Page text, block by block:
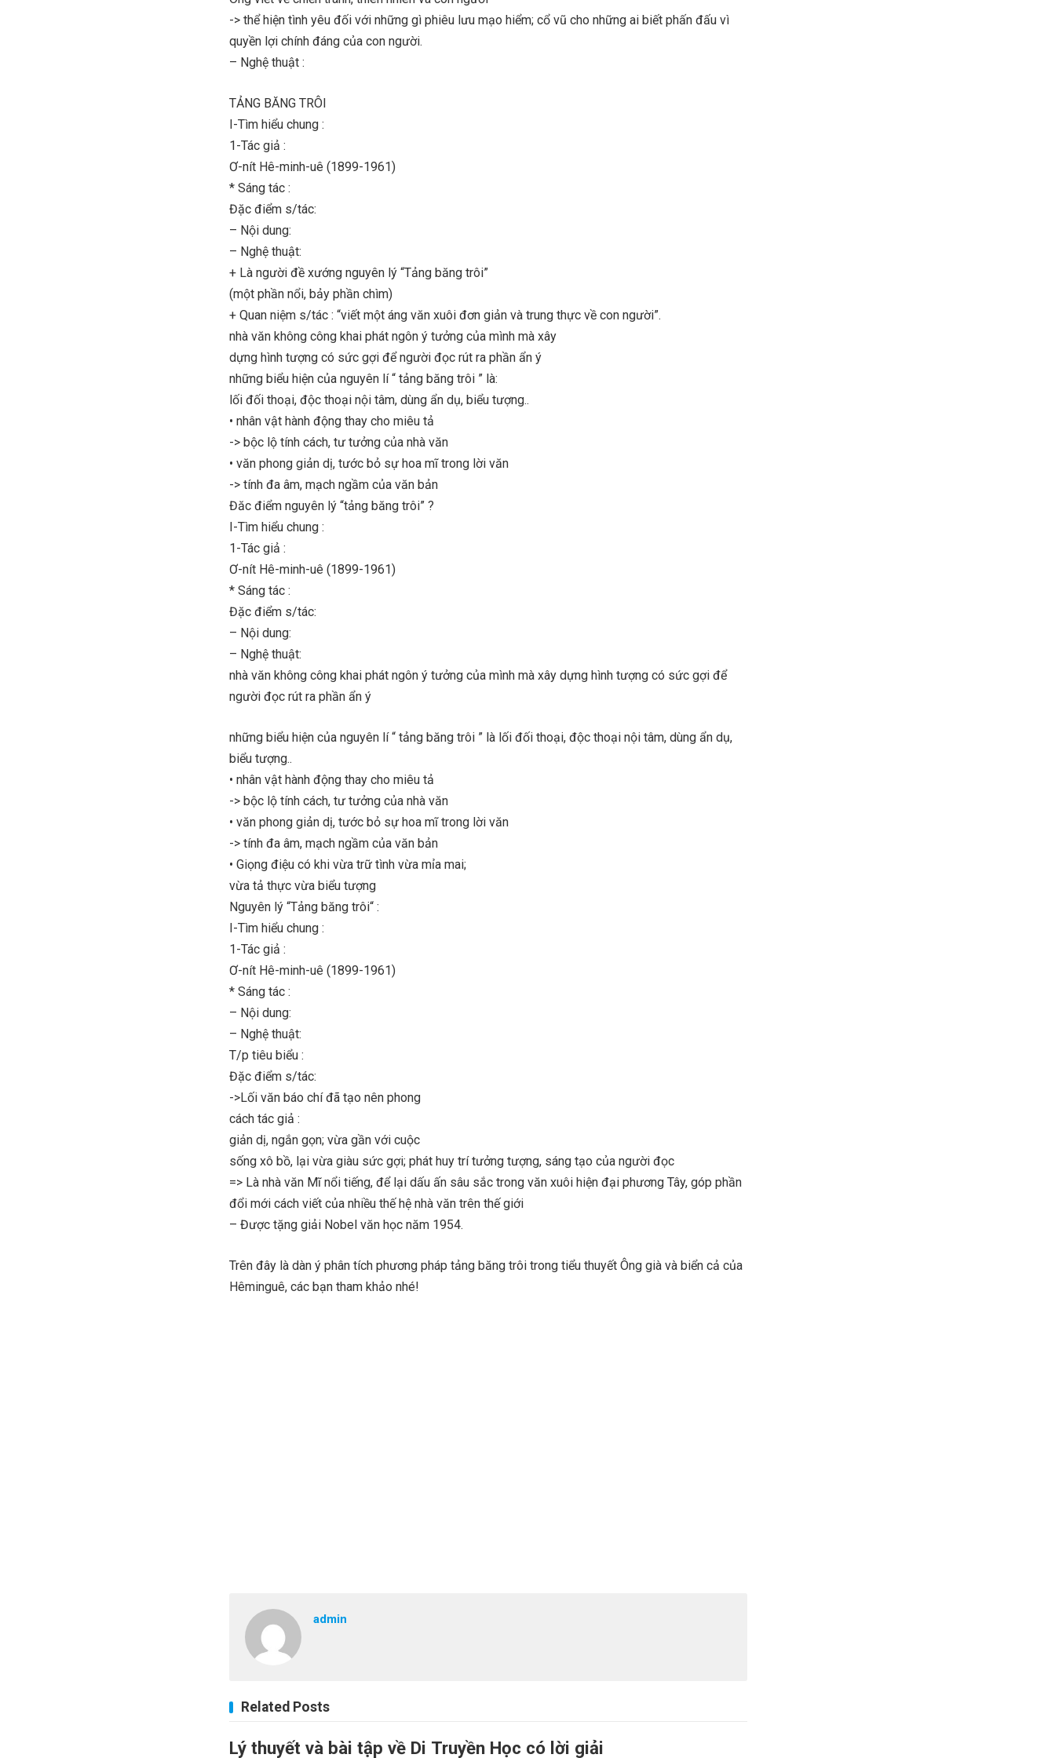
-> thể hiện tình yêu đối với những gì phiêu lưu mạo hiểm; cổ vũ cho những ai biết phấn đấu vì
quyền lợi chính đáng của con người.
– Nghệ thuật :
TẢNG BĂNG TRÔI
I-Tìm hiểu chung :
1-Tác giả :
Ơ-nít Hê-minh-uê (1899-1961)
* Sáng tác :
Đặc điểm s/tác:
– Nội dung:
– Nghệ thuật:
+ Là người đề xướng nguyên lý “Tảng băng trôi”
(một phần nổi, bảy phần chìm)
+ Quan niệm s/tác : “viết một áng văn xuôi đơn giản và trung thực về con người”.
nhà văn không công khai phát ngôn ý tưởng của mình mà xây
dựng hình tượng có sức gợi để người đọc rút ra phần ẩn ý
những biểu hiện của nguyên lí “ tảng băng trôi ” là:
lối đối thoại, độc thoại nội tâm, dùng ẩn dụ, biểu tượng..
• nhân vật hành động thay cho miêu tả
-> bộc lộ tính cách, tư tưởng của nhà văn
• văn phong giản dị, tước bỏ sự hoa mĩ trong lời văn
-> tính đa âm, mạch ngầm của văn bản
Đăc điểm nguyên lý “tảng băng trôi” ?
I-Tìm hiểu chung :
1-Tác giả :
Ơ-nít Hê-minh-uê (1899-1961)
* Sáng tác :
Đặc điểm s/tác:
– Nội dung:
– Nghệ thuật:
nhà văn không công khai phát ngôn ý tưởng của mình mà xây dựng hình tượng có sức gợi để
người đọc rút ra phần ẩn ý
những biểu hiện của nguyên lí “ tảng băng trôi ” là lối đối thoại, độc thoại nội tâm, dùng ẩn dụ,
biểu tượng..
• nhân vật hành động thay cho miêu tả
-> bộc lộ tính cách, tư tưởng của nhà văn
• văn phong giản dị, tước bỏ sự hoa mĩ trong lời văn
-> tính đa âm, mạch ngầm của văn bản
• Giọng điệu có khi vừa trữ tình vừa mỉa mai;
vừa tả thực vừa biểu tượng
Nguyên lý “Tảng băng trôi“ :
I-Tìm hiểu chung :
1-Tác giả :
Ơ-nít Hê-minh-uê (1899-1961)
* Sáng tác :
– Nội dung:
– Nghệ thuật:
T/p tiêu biểu :
Đặc điểm s/tác:
->Lối văn báo chí đã tạo nên phong
cách tác giả :
giản dị, ngắn gọn; vừa gần với cuộc
sống xô bồ, lại vừa giàu sức gợi; phát huy trí tưởng tượng, sáng tạo của người đọc
=> Là nhà văn Mĩ nổi tiếng, để lại dấu ấn sâu sắc trong văn xuôi hiện đại phương Tây, góp phần
đổi mới cách viết của nhiều thế hệ nhà văn trên thế giới
– Được tặng giải Nobel văn học năm 1954.
Trên đây là dàn ý phân tích phương pháp tảng băng trôi trong tiểu thuyết Ông già và biển cả của
Hêminguê, các bạn tham khảo nhé!
admin
Related Posts
Lý thuyết và bài tập về Di Truyền Học có lời giải